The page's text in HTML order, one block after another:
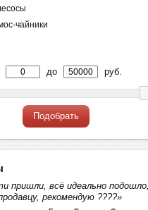
чайники
до руб.
Подобрать
пришли, всё идеально подошло,
рекомендую ????»